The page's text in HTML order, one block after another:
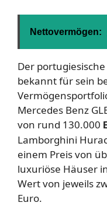
Nettovermögen:
Der
bekannt für sein
Mercedes Benz
von rund 130.000
Lamborghini
einem Preis von
luxuriöse Häuser
Wert von jeweils
Euro.